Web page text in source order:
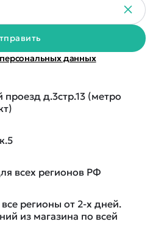
д.3стр.13 (метро
всех регионов РФ
регионы от 2-х дней.
из магазина по всей
данных